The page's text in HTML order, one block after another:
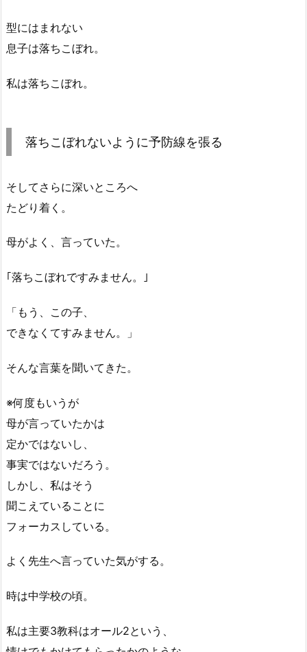
型にはまれない
息子は落ちこぼれ。
私は落ちこぼれ。
落ちこぼれないように予防線を張る
そしてさらに深いところへ
たどり着く。
母がよく、言っていた。
｢落ちこぼれですみません。｣
「もう、この子、
できなくてすみません。」
そんな言葉を聞いてきた。
※何度もいうが
母が言っていたかは
定かではないし、
事実ではないだろう。
しかし、私はそう
聞こえていることに
フォーカスしている。
よく先生へ言っていた気がする。
時は中学校の頃。
私は主要3教科はオール2という、